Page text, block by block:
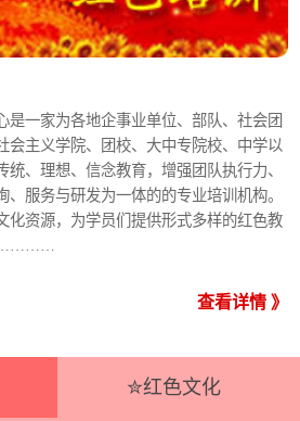
一家为各地企事业单位、部队、社会团
会主义学院、团校、大中专院校、中学以
统、理想、信念教育，增强团队执行力、
服务与研发为一体的的专业培训机构。
化资源，为学员们提供形式多样的红色教
…………
查看详情 》
✮红色文化